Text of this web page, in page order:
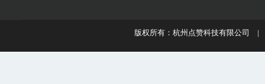
版权所有：杭州点赞科技有限公司